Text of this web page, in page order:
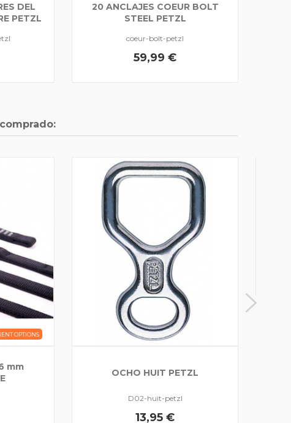
DEL
PETZL
20 ANCLAJES COEUR BOLT
STEEL PETZL
coeur-bolt-petzl
59,99 €
OPTIONS
mm
OCHO HUIT PETZL
D02-huit-petzl
13,95 €